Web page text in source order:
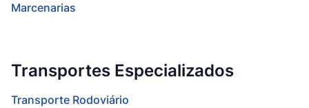
Marcenarias
Transportes Especializados
Transporte Rodoviário